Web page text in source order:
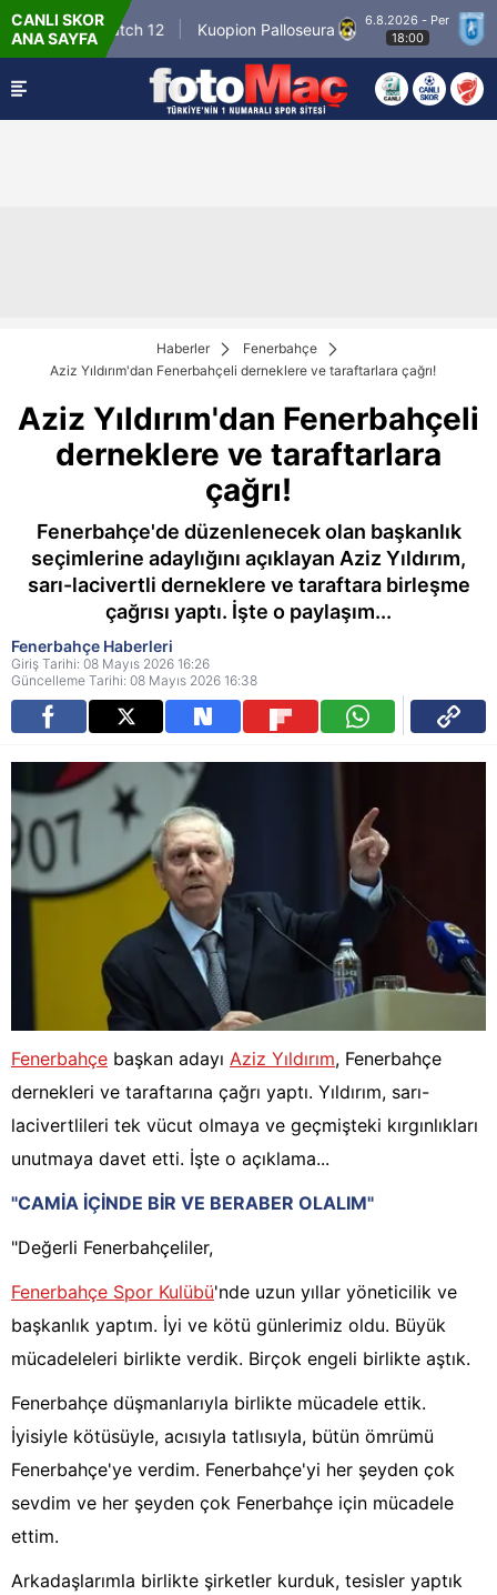
CANLI SKOR
ANA SAYFA
Winner Match 12 Kuopion Palloseura
6.8.2026 - Per
18:00
CS
Haberler
Fenerbahçe
Aziz Yıldırım'dan Fenerbahçeli derneklere ve taraftarlara çağrı!
Aziz Yıldırım'dan Fenerbahçeli
derneklere ve taraftarlara
çağrı!
Fenerbahçe'de düzenlenecek olan başkanlık
seçimlerine adaylığını açıklayan Aziz Yıldırım,
sarı-lacivertli derneklere ve taraftara birleşme
çağrısı yaptı. İşte o paylaşım...
Fenerbahçe Haberleri
Giriş Tarihi: 08 Mayıs 2026 16:26
Güncelleme Tarihi: 08 Mayıs 2026 16:38
Fenerbahçe başkan adayı Aziz Yıldırım, Fenerbahçe
dernekleri ve taraftarına çağrı yaptı. Yıldırım, sarı-
lacivertlileri tek vücut olmaya ve geçmişteki kırgınlıkları
unutmaya davet etti. İşte o açıklama...
"CAMİA İÇİNDE BİR VE BERABER OLALIM"
"Değerli Fenerbahçeliler,
Fenerbahçe Spor Kulübü'nde uzun yıllar yöneticilik ve
başkanlık yaptım. İyi ve kötü günlerimiz oldu. Büyük
mücadeleleri birlikte verdik. Birçok engeli birlikte aştık.
Fenerbahçe düşmanlarıyla birlikte mücadele ettik.
İyisiyle kötüsüyle, acısıyla tatlısıyla, bütün ömrümü
Fenerbahçe'ye verdim. Fenerbahçe'yi her şeyden çok
sevdim ve her şeyden çok Fenerbahçe için mücadele
ettim.
Arkadaşlarımla birlikte şirketler kurduk, tesisler yaptık